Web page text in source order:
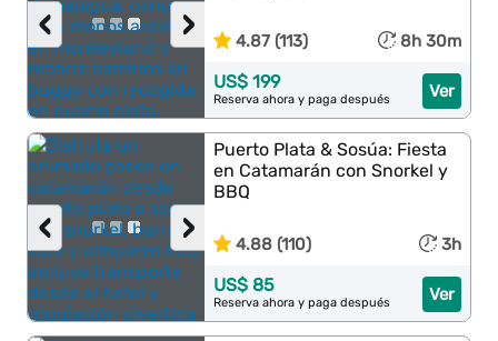
›
‹ 4.87 (113) 8h 30m
Ver
US$ 199
Reserva ahora y paga después
›
‹
Puerto Plata & Sosúa: Fiesta
en Catamarán con Snorkel y
BBQ
4.88 (110) 3h
Ver
US$ 85
Reserva ahora y paga después